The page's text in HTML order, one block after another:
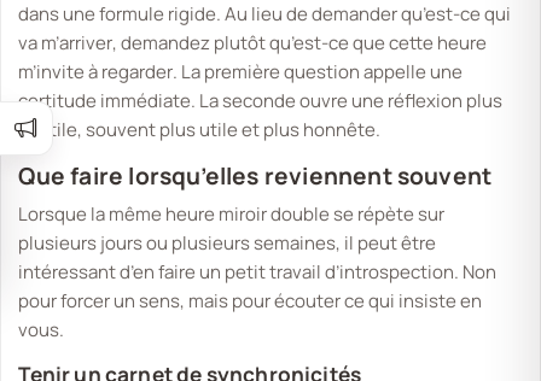
dans une formule rigide. Au lieu de demanderqu’est-ce qui
va m’arriver, demandez plutôtqu’est-ce que cette heure
m’invite à regarder. La première question appelle une
certitude immédiate. La seconde ouvre une réflexion plus
subtile, souvent plus utile et plus honnête.
Que faire lorsqu’elles reviennent souvent
Lorsque la même heure miroir double se répète sur
plusieurs jours ou plusieurs semaines, il peut être
intéressant d’en faire un petit travail d’introspection. Non
pour forcer un sens, mais pour écouter ce qui insiste en
vous.
Tenir un carnet de synchronicités